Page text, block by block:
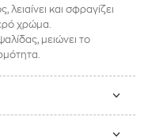
και σφραγίζει
χρώμα.
μειώνει το